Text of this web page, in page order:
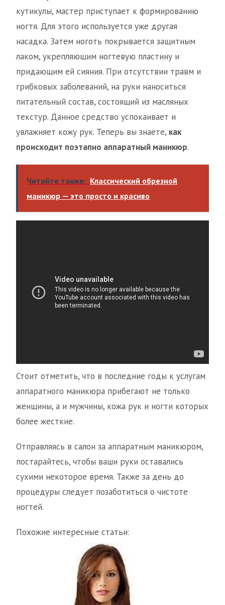
кутикулы, мастер приступает к формированию
ногтя. Для этого используется уже другая
насадка. Затем ноготь покрывается защитным
лаком, укрепляющим ногтевую пластину и
придающим ей сияния. При отсутствии травм и
грибковых заболеваний, на руки наноситься
питательный состав, состоящий из масляных
текстур. Данное средство успокаивает и
увлажняет кожу рук. Теперь вы знаете, как
происходит поэтапно аппаратный маникюр.
Читайте также: Классический обрезной
маникюр — это просто и красиво
Стоит отметить, что в последние годы к услугам
аппаратного маникюра прибегают не только
женщины, а и мужчины, кожа рук и ногти которых
более жесткие.
Отправляясь в салон за аппаратным маникюром,
постарайтесь, чтобы ваши руки оставались
сухими некоторое время. Также за день до
процедуры следует позаботиться о чистоте
ногтей.
Похожие интересные статьи: